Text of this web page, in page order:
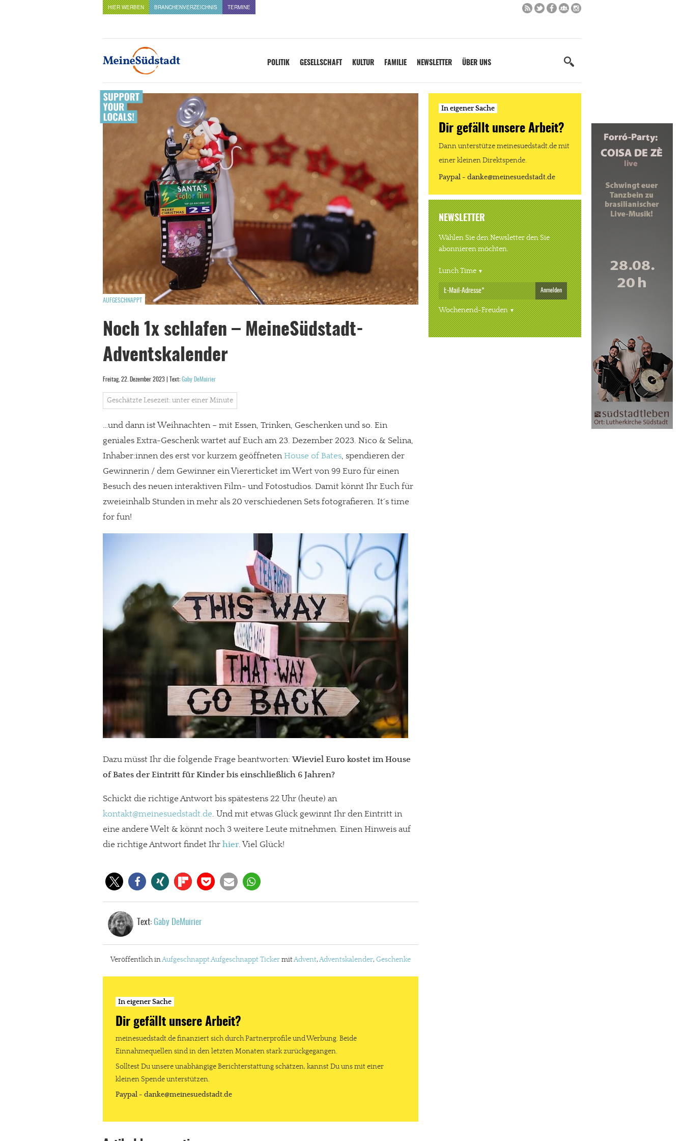
In eigener Sache
Dir gefällt unsere Arbeit?
HIER WERBEN BRANCHENVERZEICHNIS TERMINE
POLITIK GESELLSCHAFT KULTUR FAMILIE NEWSLETTER ÜBER UNS
AUFGESCHNAPPT
Noch 1x schlafen – MeineSüdstadt-
Adventskalender
Freitag, 22. Dezember 2023 | Text: Gaby DeMuirier
Geschätzte Lesezeit: unter einer Minute
…und dann ist Weihnachten – mit Essen, Trinken, Geschenken und so. Ein
geniales Extra-Geschenk wartet auf Euch am 23. Dezember 2023. Nico & Selina,
Inhaber:innen des erst vor kurzem geöffneten House of Bates, spendieren der
Gewinnerin / dem Gewinner ein Viererticket im Wert von 99 Euro für einen
Besuch des neuen interaktiven Film- und Fotostudios. Damit könnt Ihr Euch für
zweieinhalb Stunden in mehr als 20 verschiedenen Sets fotografieren. It´s time
for fun!
Dazu müsst Ihr die folgende Frage beantworten:Wieviel Euro kostet im House
of Bates der Eintritt für Kinder bis einschließlich 6 Jahren?
Schickt die richtige Antwort bis spätestens 22 Uhr (heute) an
kontakt@meinesuedstadt.de. Und mit etwas Glück gewinnt Ihr den Eintritt in
eine andere Welt & könnt noch 3 weitere Leute mitnehmen. Einen Hinweis auf
die richtige Antwort findet Ihr hier. Viel Glück!
Text: Gaby DeMuirier
Veröffentlich inAufgeschnapptAufgeschnappt TickermitAdvent,Adventskalender, Geschenke
In eigener Sache
Dir gefällt unsere Arbeit?
meinesuedstadt.de finanziert sich durch Partnerprofile und Werbung. Beide
Einnahmequellen sind in den letzten Monaten stark zurückgegangen.
Solltest Du unsere unabhängige Berichterstattung schätzen, kannst Du uns mit einer
kleinen Spende unterstützen.
Paypal - danke@meinesuedstadt.de
In eigener Sache
Dir gefällt unsere Arbeit?
Dann unterstütze meinesuedstadt.de mit
einer kleinen Direktspende.
Paypal - danke@meinesuedstadt.de
NEWSLETTER
Wählen Sie den Newsletter den Sie
abonnieren möchten.
Lunch Time
Anmelden
Wochenend-Freuden